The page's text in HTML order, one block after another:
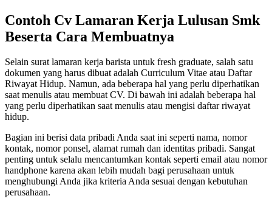
Contoh Cv Lamaran Kerja Lulusan Smk
Beserta Cara Membuatnya
Selain surat lamaran kerja barista untuk fresh graduate, salah satu
dokumen yang harus dibuat adalah Curriculum Vitae atau Daftar
Riwayat Hidup. Namun, ada beberapa hal yang perlu diperhatikan
saat menulis atau membuat CV. Di bawah ini adalah beberapa hal
yang perlu diperhatikan saat menulis atau mengisi daftar riwayat
hidup.
Bagian ini berisi data pribadi Anda saat ini seperti nama, nomor
kontak, nomor ponsel, alamat rumah dan identitas pribadi. Sangat
penting untuk selalu mencantumkan kontak seperti email atau nomor
handphone karena akan lebih mudah bagi perusahaan untuk
menghubungi Anda jika kriteria Anda sesuai dengan kebutuhan
perusahaan.